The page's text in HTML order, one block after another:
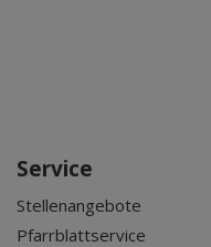
Service
Stellenangebote
Pfarrblattservice